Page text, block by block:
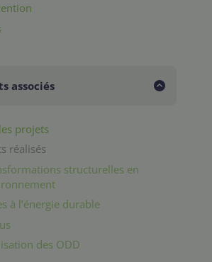
associés
projets
réalisés
structurelles en
à l’énergie durable
des ODD